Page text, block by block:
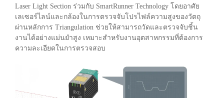
Laser Light Section ร่วมกับ SmartRunner Technology โดยอาศัย
เลเซอร์ไลน์และกล้องในการตรวจจับโปรไฟล์ความสูงของวัตถุ
ผ่านหลักการ Triangulation ช่วยให้สามารถวัดและตรวจจับชิ้น
งานได้อย่างแม่นยำสูง เหมาะสำหรับงานอุตสาหกรรมที่ต้องการ
ความละเอียดในการตรวจสอบ